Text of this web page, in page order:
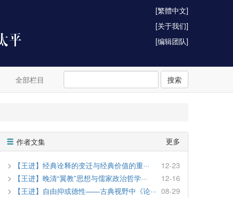
[繁體中文]
[关于我们]
[编辑团队]
全部栏目 搜索
作者文集 更多
【王进】经典诠释的变迁与经典价值的重···
12-23
【王进】晚清“翼教”思想与儒家政治哲学···
12-16
【王进】自由抑或德性——古典视野中《论··· 08-29